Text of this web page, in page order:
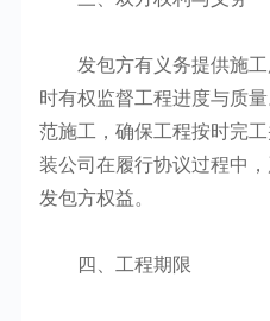
发包方有义务提供施工
时有权监督工程进度与质
范施工，确保工程按时完
装公司在履行协议过程中
发包方权益。
四、工程期限